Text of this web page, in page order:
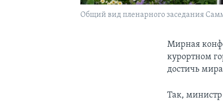
Общий вид пленарного заседания
Мирная
курортном
достичь
Так,